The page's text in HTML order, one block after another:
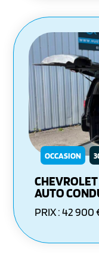
OCCASION
AUTO
PRIX : 42 900